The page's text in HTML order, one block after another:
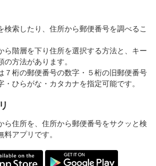
検索したり、住所から郵便番号を調べるこ
ら階層を下り住所を選択する方法と、キー
の方法があります。
７桁の郵便番号の数字・５桁の旧郵便番号
・ひらがな・カタカナを指定可能です。
ら住所を、住所から郵便番号をサクッと検
料アプリです。